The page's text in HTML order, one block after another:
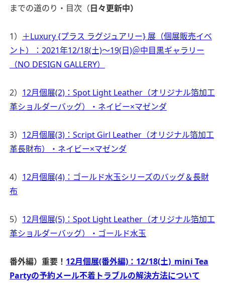
までの道のり・目次（日々更新中）
1） ＋Luxury {プラス ラグジュアリー} 展（個展販売イベ
ント）：2021年12/18(土)〜19(日)＠中目黒ギャラリー
（NO DESIGN GALLERY）
2） 12月個展(2)：Spot Light Leather（オリジナル箔加工
革ショルダーバッグ）・ネイビー×マゼンダ
3） 12月個展(3)：Script Girl Leather（オリジナル箔加工
革長財布）・ネイビー×マゼンダ
4） 12月個展(4)：ゴールド水玉シリーズのバッグ＆長財
布
5） 12月個展(5)：Spot Light Leather（オリジナル箔加工
革ショルダーバッグ）・ゴールド水玉
番外編）重要！ 12月個展(番外編)：12/18(土)_mini Tea
Partyの予約メール不着トラブルの解決方法について